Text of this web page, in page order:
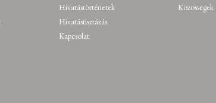
Hivatástörténetek
Hivatástisztázás
Kapcsolat
Közösségek